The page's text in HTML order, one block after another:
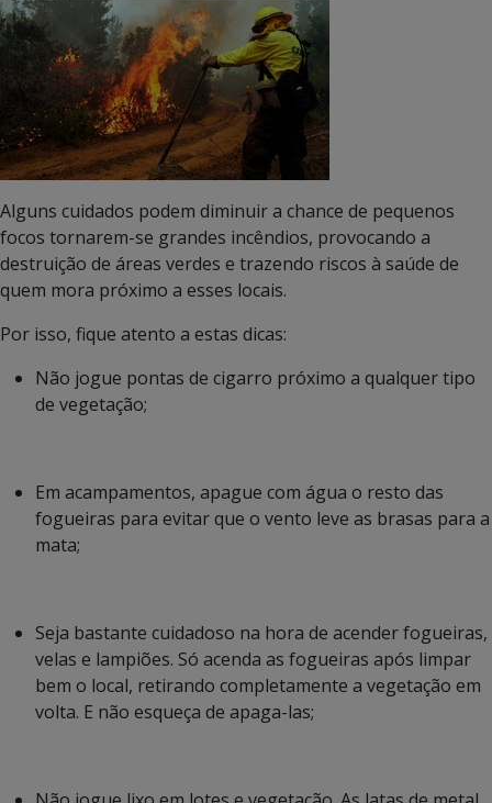
Alguns cuidados podem diminuir a chance de pequenos
focos tornarem-se grandes incêndios, provocando a
destruição de áreas verdes e trazendo riscos à saúde de
quem mora próximo a esses locais.
Por isso, fique atento a estas dicas:
Não jogue pontas de cigarro próximo a qualquer tipo
de vegetação;
Em acampamentos, apague com água o resto das
fogueiras para evitar que o vento leve as brasas para a
mata;
Seja bastante cuidadoso na hora de acender fogueiras,
velas e lampiões. Só acenda as fogueiras após limpar
bem o local, retirando completamente a vegetação em
volta. E não esqueça de apaga-las;